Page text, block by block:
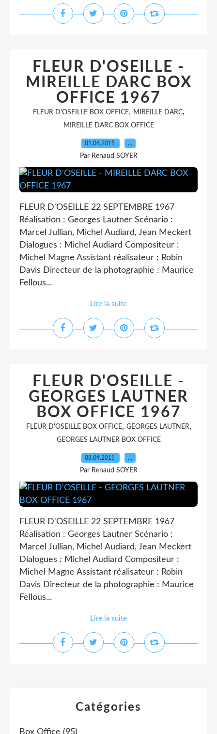
FLEUR D'OSEILLE -
MIREILLE DARC BOX
OFFICE 1967
FLEUR D'OSEILLE BOX OFFICE, MIREILLE DARC,
MIREILLE DARC BOX OFFICE
01.06.2015 …
Par Renaud SOYER
FLEUR D'OSEILLE 22 SEPTEMBRE 1967
Réalisation : Georges Lautner Scénario :
Marcel Jullian, Michel Audiard, Jean Meckert
Dialogues : Michel Audiard Compositeur :
Michel Magne Assistant réalisateur : Robin
Davis Directeur de la photographie : Maurice
Fellous...
Lire la suite
FLEUR D'OSEILLE -
GEORGES LAUTNER
BOX OFFICE 1967
FLEUR D'OSEILLE BOX OFFICE, GEORGES LAUTNER,
GEORGES LAUTNER BOX OFFICE
08.04.2015 …
Par Renaud SOYER
FLEUR D'OSEILLE 22 SEPTEMBRE 1967
Réalisation : Georges Lautner Scénario :
Marcel Jullian, Michel Audiard, Jean Meckert
Dialogues : Michel Audiard Compositeur :
Michel Magne Assistant réalisateur : Robin
Davis Directeur de la photographie : Maurice
Fellous...
Lire la suite
Catégories
Box Office (95)